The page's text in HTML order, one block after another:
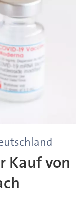
Kauf von